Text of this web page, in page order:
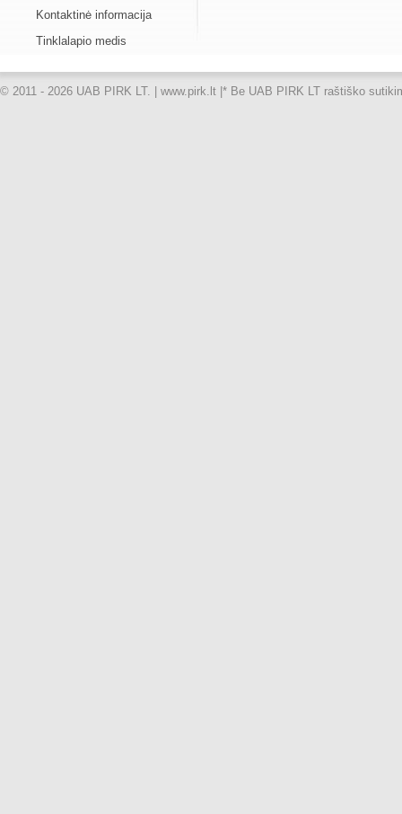
Kontaktinė informacija
Tinklalapio medis
© 2011 - 2026 UAB PIRK LT. | www.pirk.lt | * Be UAB PIRK LT raštiško